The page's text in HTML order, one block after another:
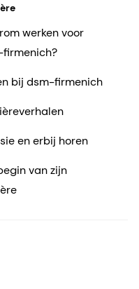
werken voor
bij dsm-firmenich
en erbij horen
van zijn